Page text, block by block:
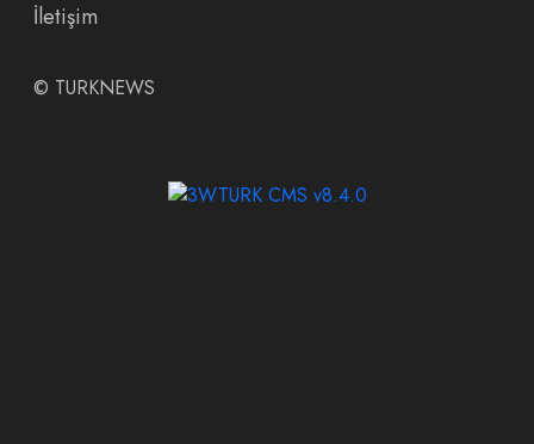
İletişim
© TURKNEWS